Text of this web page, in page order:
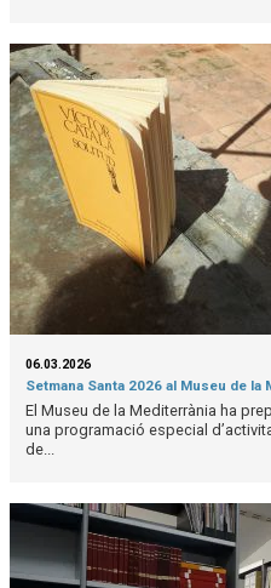
06.03.2026
Setmana Santa 2026 al Museu de la
El Museu de la Mediterrània ha
una programació especial
de...